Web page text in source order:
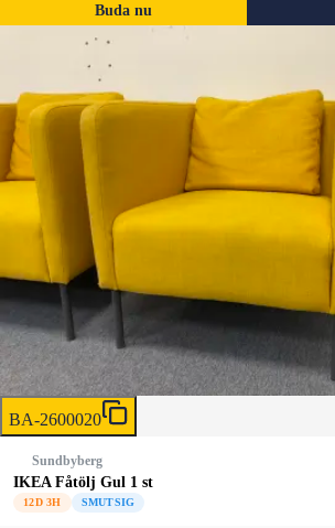
Buda nu
BA-2600020
Sundbyberg
IKEA Fåtölj Gul 1 st
12D 3H SMUTSIG